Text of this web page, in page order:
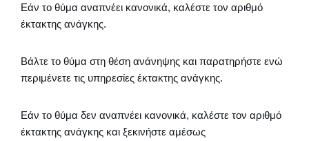
Εάν το θύμα αναπνέει κανονικά, καλέστε τον αριθμό
έκτακτης ανάγκης.
Βάλτε το θύμα στη θέση ανάνηψης και παρατηρήστε ενώ
περιμένετε τις υπηρεσίες έκτακτης ανάγκης.
Εάν το θύμα δεν αναπνέει κανονικά, καλέστε τον αριθμό
έκτακτης ανάγκης και ξεκινήστε αμέσως